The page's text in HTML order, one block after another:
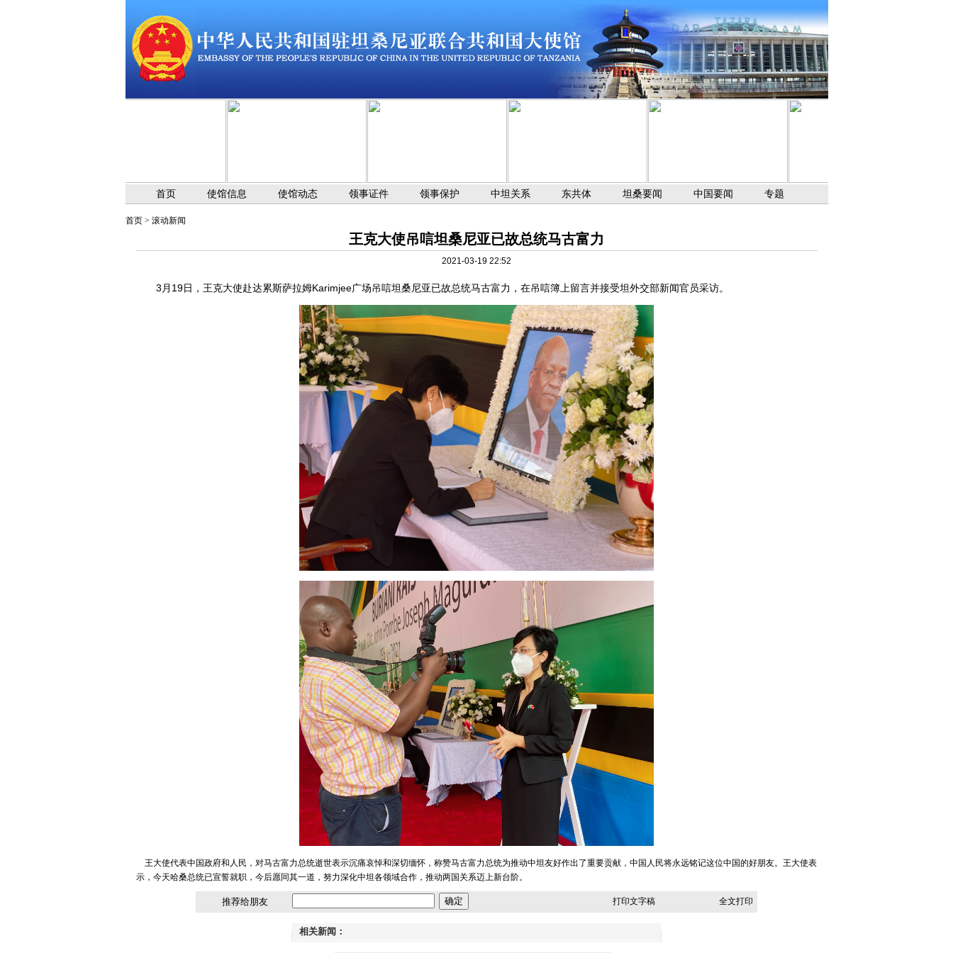
首页 使馆信息 使馆动态 领事证件 领事保护 中坦关系 东共体 坦桑要闻 中国要闻 专题
首页> 滚动新闻
王克大使吊唁坦桑尼亚已故总统马古富力
2021-03-19 22:52
3月19日，王克大使赴达累斯萨拉姆Karimjee广场吊唁坦桑尼亚已故总统马古富力，在吊唁簿上留言并接受坦外交部新闻官员采访。
王大使代表中国政府和人民，对马古富力总统逝世表示沉痛哀悼和深切缅怀，称赞马古富力总统为推动中坦友好作出了重要贡献，中国人民将永远铭记这位中国的好朋友。王大使表
示，今天哈桑总统已宣誓就职，今后愿同其一道，努力深化中坦各领域合作，推动两国关系迈上新台阶。
推荐给朋友 打印文字稿 全文打印
相关新闻：